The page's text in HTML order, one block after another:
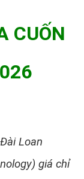
CUỐN
Loan
giá chỉ